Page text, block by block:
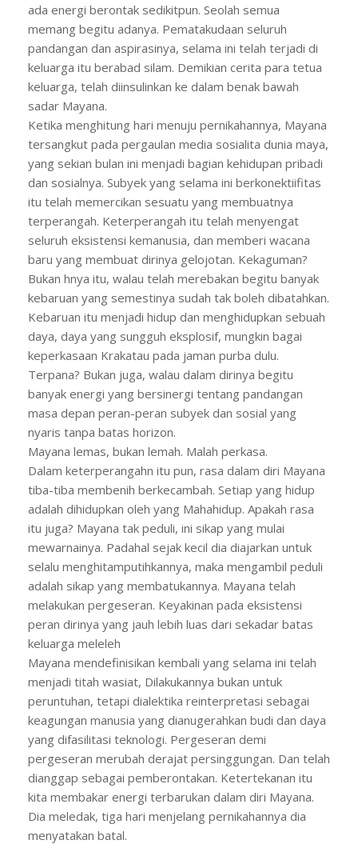
ada energi berontak sedikitpun. Seolah semua
memang begitu adanya. Pematakudaan seluruh
pandangan dan aspirasinya, selama ini telah terjadi di
keluarga itu berabad silam. Demikian cerita para tetua
keluarga, telah diinsulinkan ke dalam benak bawah
sadar Mayana.
Ketika menghitung hari menuju pernikahannya, Mayana
tersangkut pada pergaulan media sosialita dunia maya,
yang sekian bulan ini menjadi bagian kehidupan pribadi
dan sosialnya. Subyek yang selama ini berkonektiifitas
itu telah memercikan sesuatu yang membuatnya
terperangah. Keterperangah itu telah menyengat
seluruh eksistensi kemanusia, dan memberi wacana
baru yang membuat dirinya gelojotan. Kekaguman?
Bukan hnya itu, walau telah merebakan begitu banyak
kebaruan yang semestinya sudah tak boleh dibatahkan.
Kebaruan itu menjadi hidup dan menghidupkan sebuah
daya, daya yang sungguh eksplosif, mungkin bagai
keperkasaan Krakatau pada jaman purba dulu.
Terpana? Bukan juga, walau dalam dirinya begitu
banyak energi yang bersinergi tentang pandangan
masa depan peran-peran subyek dan sosial yang
nyaris tanpa batas horizon.
Mayana lemas, bukan lemah. Malah perkasa.
Dalam keterperangahn itu pun, rasa dalam diri Mayana
tiba-tiba membenih berkecambah. Setiap yang hidup
adalah dihidupkan oleh yang Mahahidup. Apakah rasa
itu juga? Mayana tak peduli, ini sikap yang mulai
mewarnainya. Padahal sejak kecil dia diajarkan untuk
selalu menghitamputihkannya, maka mengambil peduli
adalah sikap yang membatukannya. Mayana telah
melakukan pergeseran. Keyakinan pada eksistensi
peran dirinya yang jauh lebih luas dari sekadar batas
keluarga meleleh
Mayana mendefinisikan kembali yang selama ini telah
menjadi titah wasiat, Dilakukannya bukan untuk
peruntuhan, tetapi dialektika reinterpretasi sebagai
keagungan manusia yang dianugerahkan budi dan daya
yang difasilitasi teknologi. Pergeseran demi
pergeseran merubah derajat persinggungan. Dan telah
dianggap sebagai pemberontakan. Ketertekanan itu
kita membakar energi terbarukan dalam diri Mayana.
Dia meledak, tiga hari menjelang pernikahannya dia
menyatakan batal.